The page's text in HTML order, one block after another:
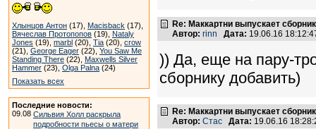
Хлынцов Антон (17), Macisback (17),
Вячеслав Протопопов (19), Nataly
Jones (19), marbl (20), Tia (20), crow
(21), George Eager (22), You Saw Me
Standing There (22), Maxwells Silver
Hammer (23), Olga Palna (24)
Показать всех
Последние новости:
09.08 Сильвия Холл раскрыла
подробности пьесы о матери
Re: Маккартни выпускает
Автор: rinn Дата: 19.06.16
)) Да, еще на пару-
сборнику добавить)
Re: Маккартни выпускает
Автор: Стас Дата: 19.06.16